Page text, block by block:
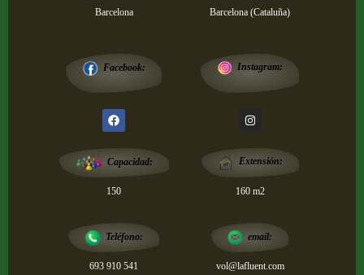
Barcelona Barcelona (Cataluña)
Facebook: Instagram:
Capacidad:
150
Extensión:
160 m2
Teléfono:
693 910 541
email:
vol@lafluent.com